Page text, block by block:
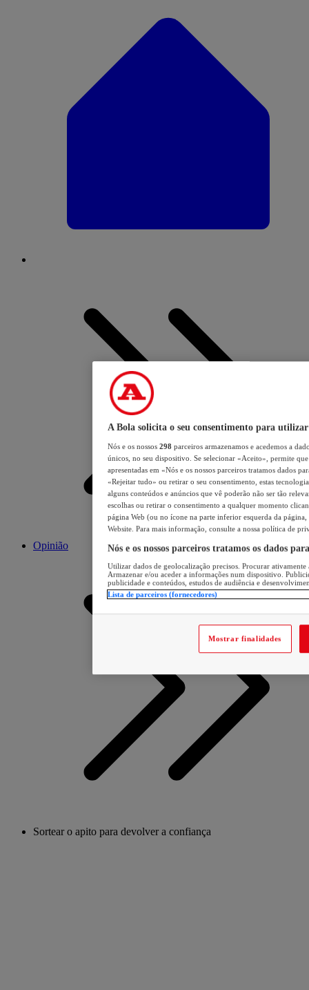
Opinião
Sortear o apito para devolver a confiança
A Bola solicita o seu consentimento para utilizar
Nós e os nossos 298 parceiros armazenamos e acedemos a
únicos, no seu dispositivo. Se selecionar «Aceito», permite
apresentadas em «Nós e os nossos parceiros tratamos dados
«Rejeitar tudo» ou retirar o seu consentimento, estas
alguns conteúdos e anúncios que vê poderão não ser tão
escolhas ou retirar o consentimento a qualquer momento
página Web (ou no ícone na parte inferior esquerda da página,
Website. Para mais informação, consulte a nossa política de
Nós e os nossos parceiros tratamos os dados
Utilizar dados de geolocalização precisos. Procurar
Armazenar e/ou aceder a informações num dispositivo.
publicidade e conteúdos, estudos de audiência e
Lista de parceiros (fornecedores)
Mostrar finalidades